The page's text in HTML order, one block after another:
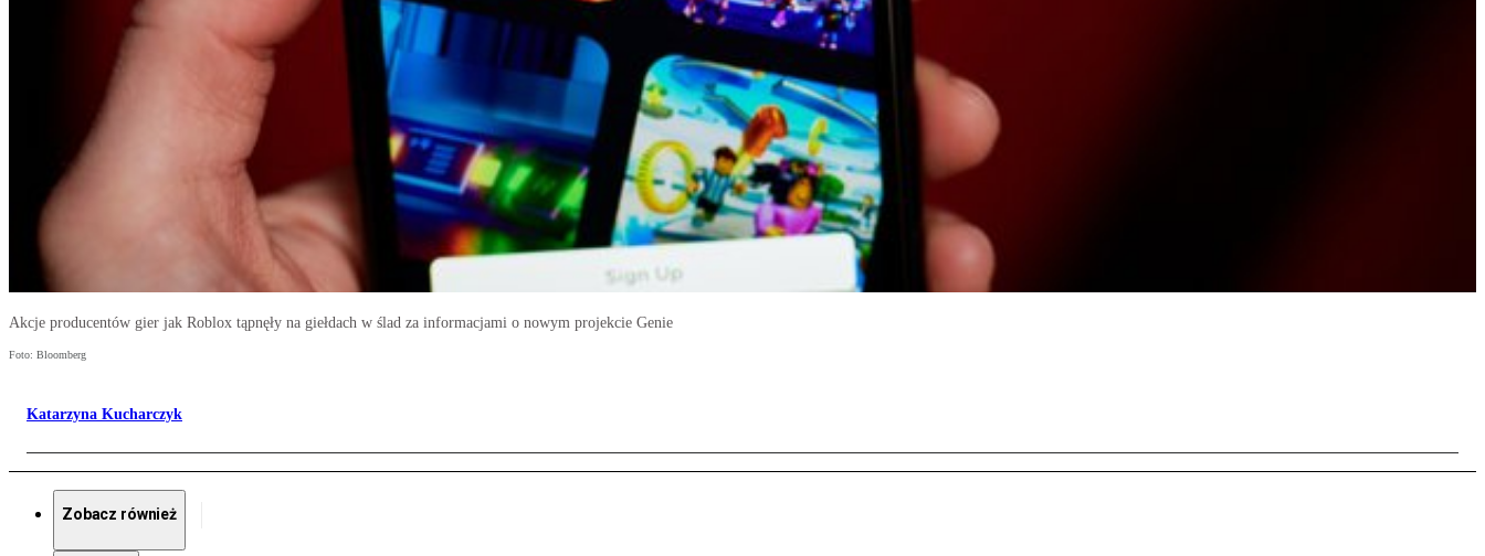
Akcje producentów gier jak Roblox tąpnęły na giełdach w ślad za informacjami o nowym projekcie Genie
Foto: Bloomberg
Katarzyna Kucharczyk
Zobacz również